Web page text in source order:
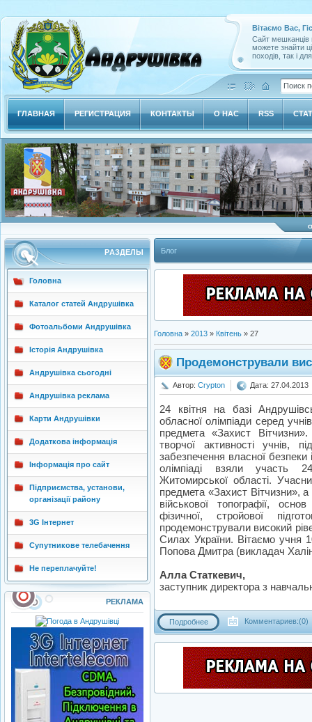
Вітаємо Вас,
Сайт мешканців
можете знайти
походів, так і
ГЛАВНАЯ РЕГИСТРАЦИЯ КОНТАКТЫ О НАС RSS
РAЗДЕЛЫ
Головна
Каталог статей Андрушівка
Фотоальбоми Андрушівка
Історія Андрушівка
Андрушівка сьогодні
Андрушівка реклама
Карти Андрушівки
Додаткова інформація
Інформація про сайт
Підприємства, установи,
організації району
3G Інтернет
Супутникове телебачення
Не переплачуйте!
РЕКЛАМА
Блог
Головна » 2013 » Квітень » 27
Продемонстрували
Автор: Crypton Дата: 27.04.2013
24 квітня на базі
обласної олімпіади серед
предмета «Захист
творчої активності учнів,
забезпечення власної
олімпіаді взяли участь
Житомирської області.
предмета «Захист Вітчизни»,
військової топографії,
фізичної, стройової
продемонстрували високий
Силах України. Вітаємо учня
Попова Дмитра (викладач
Алла Статкевич,
заступник директора з
Подробнее Комментариев:(0)